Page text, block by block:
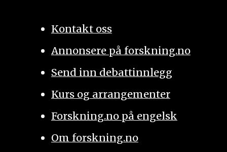
Kontakt oss
Annonsere på forskning.no
Send inn debattinnlegg
Kurs og arrangementer
Forskning.no på engelsk
Om forskning.no